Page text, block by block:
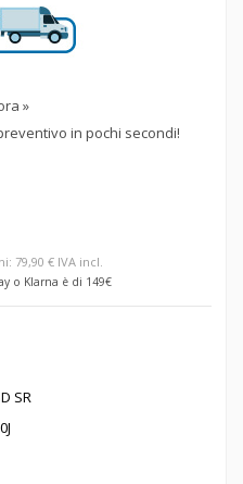
»
in pochi secondi!
79,90 € IVA incl.
o Klarna è di 149€
SR